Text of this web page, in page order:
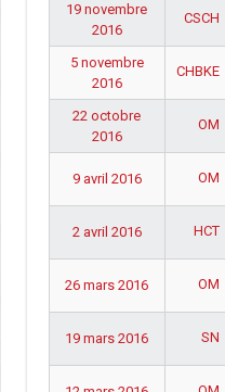
19 novembre
2016
CSCH
5 novembre
2016
CHBKE
22 octobre
2016
OM
9 avril 2016 OM
2 avril 2016 HCT
26 mars 2016 OM
19 mars 2016 SN